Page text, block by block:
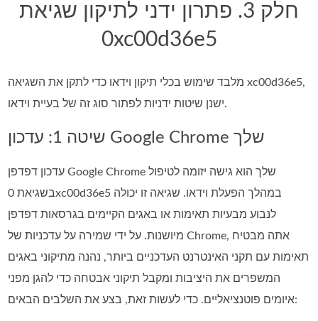
חלק 3. פתרון ידני לתיקון שגיאת
0xc00d36e5
מלבד שימוש בכלי תיקון וידאו כדי לתקן את השגיאה xc00d36e5,
ישנן שיטות ידניות לפתור סוג זה של בעיית וידאו.
שיטה 1: עדכון Google Chrome שלך
עדכון דפדפן Google Chrome שלך הוא גישה יזומה לטיפול
בשגיאת 0xc00d36e5 במהלך הפעלת וידאו. שגיאה זו יכולה
לנבוע מבעיות תאימות או באגים הקיימים בגרסאות דפדפן
מיושנות. על ידי שמירה על עדכניות של Chrome, אתה מבטיח
תאימות עם תקני האינטרנט העדכניים ביותר, נהנה מתיקוני באגים
המשפרים את היציבות ומקבל תיקוני אבטחה כדי להגן מפני
איומים פוטנציאליים. כדי לעשות זאת, בצע את השלבים הבאים: